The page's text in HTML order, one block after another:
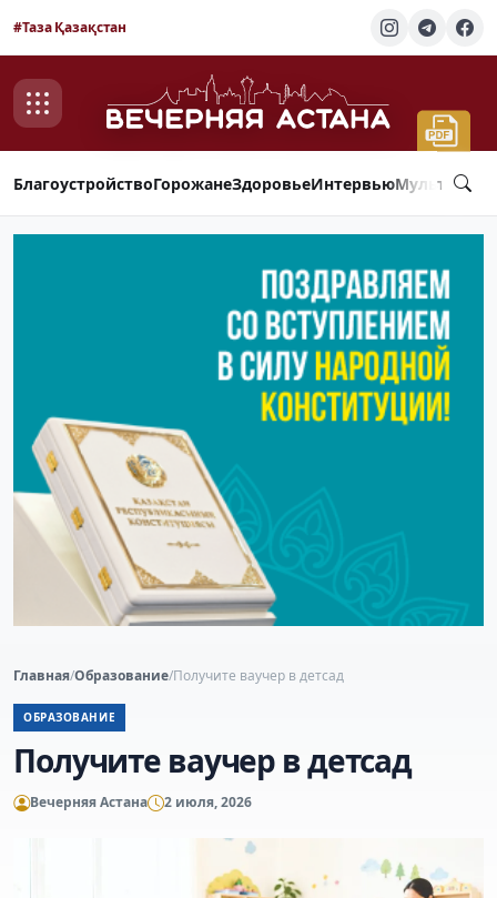
#Таза Қазақстан
БлагоустройствоГорожанеЗдоровьеИнтервью
Главная/Образование/Получите ваучер в детсад
ОБРАЗОВАНИЕ
Получите ваучер в детсад
Вечерняя Астана 2 июля, 2026